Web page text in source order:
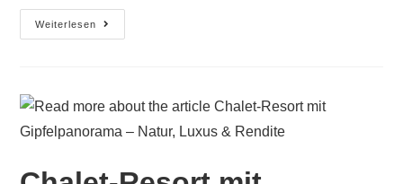
Weiterlesen